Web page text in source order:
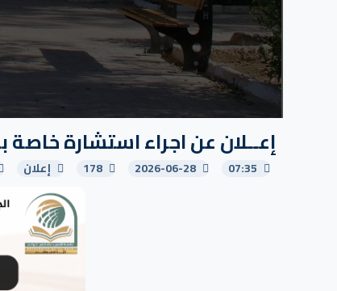
إعــلان عن اجراء استشارة خاصة
07:35
2026-06-28
178 إعلان